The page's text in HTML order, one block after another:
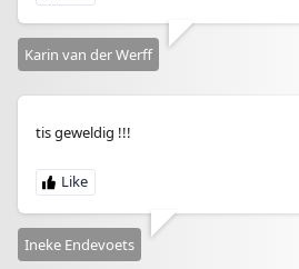
Karin van der Werff
tis geweldig !!!
Ineke Endevoets